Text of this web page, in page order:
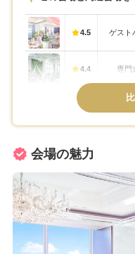
4.5 ゲスト
4.4 専門
会場の魅力